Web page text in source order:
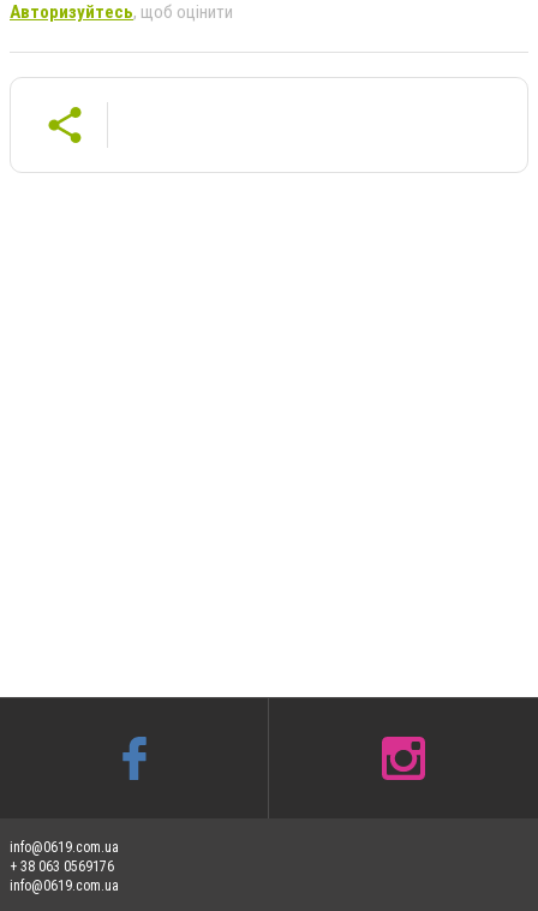
Авторизуйтесь, щоб оцінити
info@0619.com.ua
+ 38 063 0569176
info@0619.com.ua